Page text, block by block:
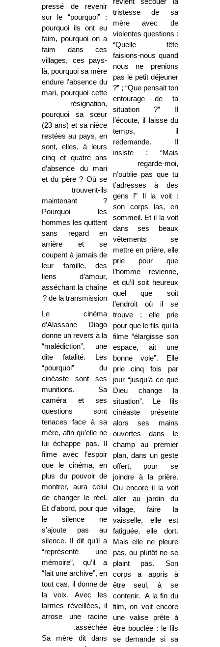
tristesse de sa
mère avec de
violentes questions :
“Quelle tête
faisions-nous quand
nous ne prenions
pas le petit déjeuner
?” ; “Que pensait ton
entourage de ta
situation ?” Il
l’écoute, il laisse du
temps, il
redemande. Il
insiste : “Mais
regarde-moi,
n’oublie pas que tu
t’adresses à des
gens !” Il la voit :
son corps las, en
sommeil. Et il la voit
dans ses beaux
vêtements se
mettre en prière, elle
prie pour que
l’homme revienne,
et qu’il soit heureux
quel que soit
l’endroit où il se
trouve ; elle prie
pour que le fils qui la
filme “élargisse son
espace, ait une
bonne voie”. Elle
prie cinq fois par
jour “jusqu’à ce que
Dieu change la
situation”. Le fils
cinéaste présente
alors ses mains
ouvertes dans le
champ au premier
plan, dans un geste
offert, pour se
joindre à la prière.
Ou encore il la voit
aller au jardin du
village, faire la
vaisselle, elle est
fatiguée, elle dort.
Mais elle ne pleure
pas, ou plutôt ne se
plaint pas. Son
corps a appris à
être seul, à se
contenir. A la fin du
film, on voit encore
une valise prête à
être bouclée : le fils
se demande si sa
pressé de revenir
sur le “pourquoi” :
pourquoi ils ont eu
faim, pourquoi on a
faim dans ces
villages, ces pays-
là, pourquoi sa mère
endure l’absence du
mari, pourquoi cette
résignation,
pourquoi sa sœur
(23 ans) et sa nièce
restées au pays, en
sont, elles, à leurs
cinq et quatre ans
d’absence du mari
et du père ? Où se
trouvent-ils
maintenant ?
Pourquoi les
hommes les quittent
sans regard en
arrière et se
coupent à jamais de
leur famille, des
liens d’amour,
asséchant la chaîne
de la transmission ?
Le cinéma
d’Alassane Diago
donne un revers à la
“malédiction”, une
dite fatalité. Les
“pourquoi” du
cinéaste sont ses
munitions. Sa
caméra et ses
questions sont
tenaces face à sa
mère, afin qu’elle ne
lui échappe pas. Il
filme avec l’espoir
que le cinéma, en
plus du pouvoir de
montrer, aura celui
de changer le réel.
Et d’abord, pour que
le silence ne
s’ajoute pas au
silence. Il dit qu’il a
“représenté une
mémoire”, qu’il a
“fait une archive”, en
tout cas, il donne de
la voix. Avec les
larmes réveillées, il
arrose une racine
asséchée.
Sa mère dit dans